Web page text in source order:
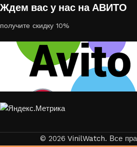
Ждем вас у нас на АВИТО
получите скидку 10%
© 2026 VinilWatch. Все